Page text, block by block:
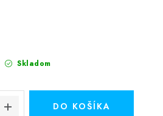
Skladom
DO KOŠÍKA